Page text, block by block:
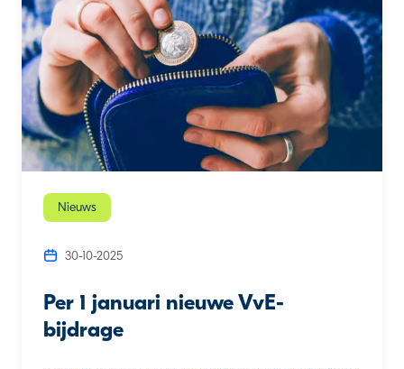
Nieuws
30-10-2025
Per 1 januari nieuwe VvE-
bijdrage